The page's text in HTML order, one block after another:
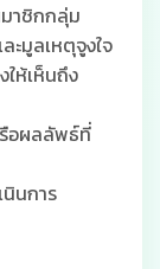
มาชิกกลุ่ม
ะมูลเหตุจูงใจ
ให้เห็นถึง
อผลลัพธ์ที่
นินการ